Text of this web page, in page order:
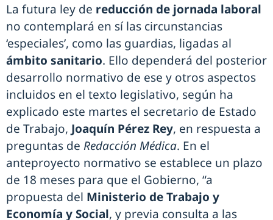
La futura ley de reducción de jornada laboral
no contemplará en sí las circunstancias
‘especiales’, como las guardias, ligadas al
ámbito sanitario. Ello dependerá del posterior
desarrollo normativo de ese y otros aspectos
incluidos en el texto legislativo, según ha
explicado este martes el secretario de Estado
de Trabajo, Joaquín Pérez Rey, en respuesta a
preguntas de Redacción Médica. En el
anteproyecto normativo se establece un plazo
de 18 meses para que el Gobierno, “a
propuesta del Ministerio de Trabajo y
Economía y Social, y previa consulta a las